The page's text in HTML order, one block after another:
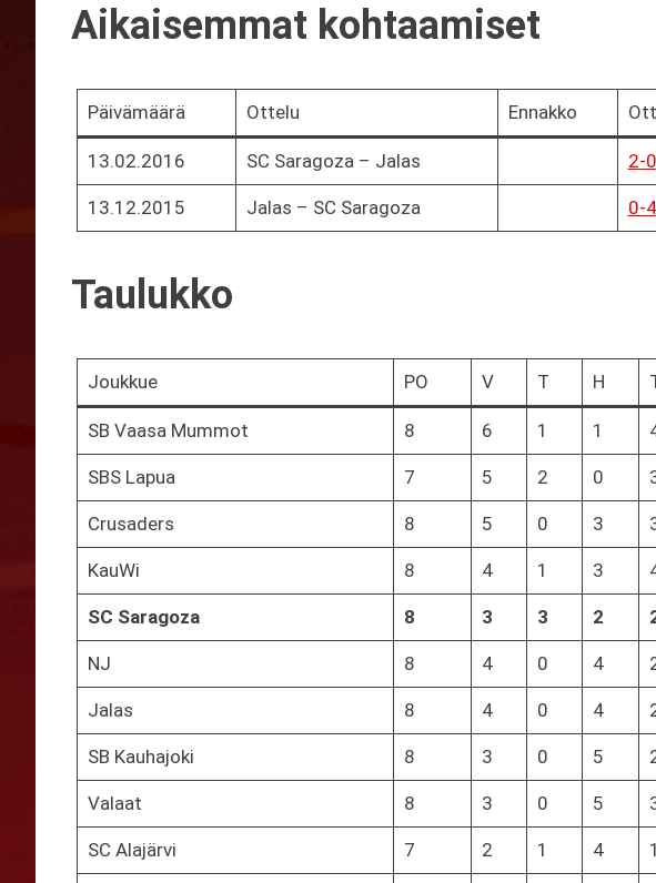
Aikaisemmat kohtaamiset
Päivämäärä Ottelu Ennakko
13.02.2016 SC Saragoza – Jalas 2-0
13.12.2015 Jalas – SC Saragoza 0-4
Taulukko
Joukkue PO V T H
SB Vaasa Mummot 8 6 1 1
SBS Lapua 7 5 2 0
Crusaders 8 5 0 3
KauWi 8 4 1 3
SC Saragoza 8 3 3 2
NJ 8 4 0 4
Jalas 8 4 0 4
SB Kauhajoki 8 3 0 5
Valaat 8 3 0 5
SC Alajärvi 7 2 1 4